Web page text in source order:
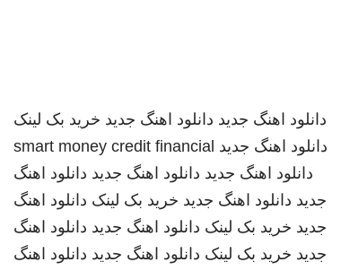
دانلود اهنگ جدید دانلود اهنگ جدید خرید بک لینک
دانلود اهنگ جدید smart money credit financial
دانلود اهنگ جدید دانلود اهنگ جدید دانلود اهنگ
جدید دانلود اهنگ جدید خرید بک لینک دانلود اهنگ
جدید خرید بک لینک دانلود اهنگ جدید دانلود اهنگ
جدید خرید بک لینک دانلود اهنگ جدید دانلود اهنگ